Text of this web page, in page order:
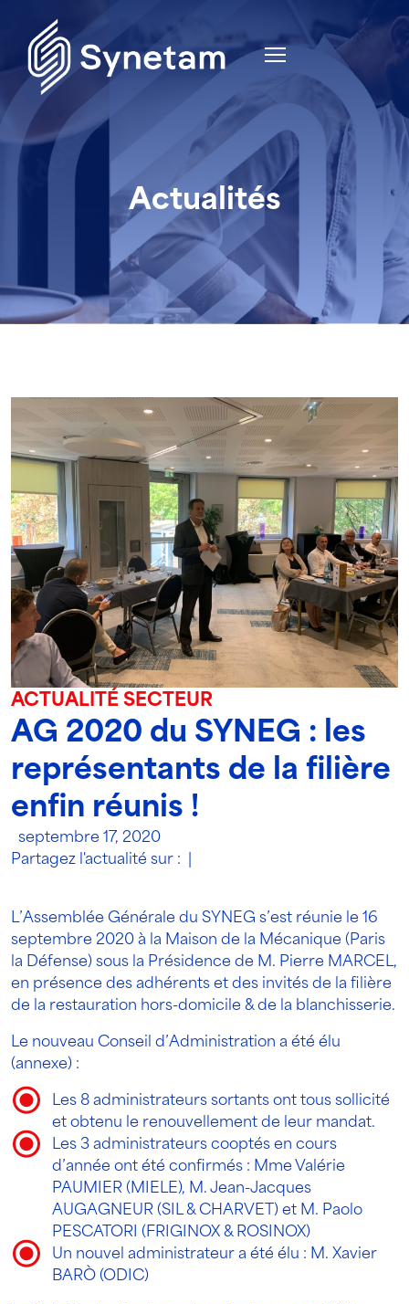
Actualités
ACTUALITÉ SECTEUR
AG 2020 du SYNEG : les
représentants de la filière
enfin réunis !
septembre 17, 2020
Partagez l'actualité sur :
L’Assemblée Générale du SYNEG s’est réunie le 16
septembre 2020 à la Maison de la Mécanique (Paris
la Défense) sous la Présidence de M. Pierre MARCEL,
en présence des adhérents et des invités de la filière
de la restauration hors-domicile & de la blanchisserie.
Le nouveau Conseil d’Administration a été élu
(annexe) :
Les 8 administrateurs sortants ont tous sollicité
et obtenu le renouvellement de leur mandat.
Les 3 administrateurs cooptés en cours
d’année ont été confirmés : Mme Valérie
PAUMIER (MIELE), M. Jean-Jacques
AUGAGNEUR (SIL & CHARVET) et M. Paolo
PESCATORI (FRIGINOX & ROSINOX)
Un nouvel administrateur a été élu : M. Xavier
BARÒ (ODIC)